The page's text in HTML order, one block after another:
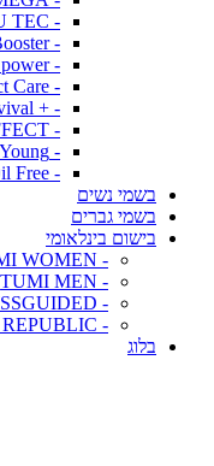
- HYALU TEC
- Skin Booster
- C power
- Perfect Care
- + Revival
- MULTI EFFECT
- Young
- Oil Free
בשמי נשים
בשמי גברים
בישום בינלאומי
- TUMI WOMEN
- TUMI MEN
- MISSGUIDED
- BANANA REPUBLIC
בלוג